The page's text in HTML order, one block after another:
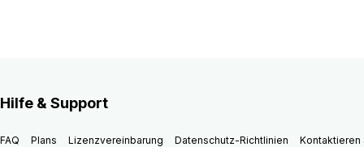
Hilfe & Support
FAQ Plans Lizenzvereinbarung Datenschutz-Richtlinien Kontaktieren